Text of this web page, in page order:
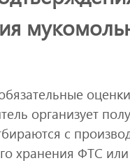
оценки
организует
с
хранения ФТС или